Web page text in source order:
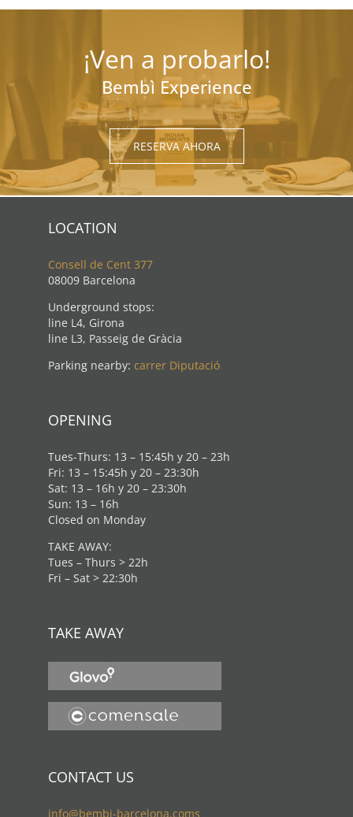
¡Ven a probarlo!
Bembì Experience
RESERVA AHORA
LOCATION
Consell de Cent 377
08009 Barcelona
Underground stops:
line L4, Girona
line L3, Passeig de Gràcia
Parking nearby: carrer Diputació
OPENING
Tues-Thurs: 13 – 15:45h y 20 – 23h
Fri: 13 – 15:45h y 20 – 23:30h
Sat: 13 – 16h y 20 – 23:30h
Sun: 13 – 16h
Closed on Monday
TAKE AWAY:
Tues – Thurs > 22h
Fri – Sat > 22:30h
TAKE AWAY
CONTACT US
info@bembi-barcelona.coms